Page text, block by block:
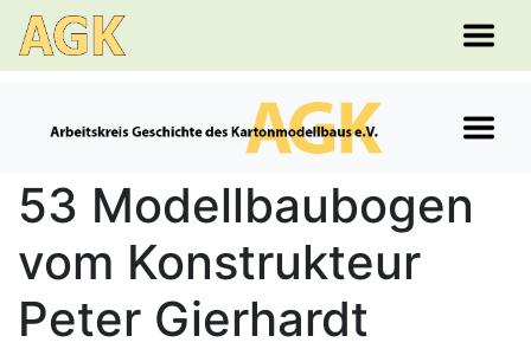
53 Modellbaubogen
vom Konstrukteur
Peter Gierhardt